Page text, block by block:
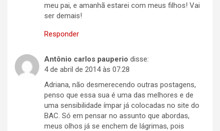
meu pai, e amanhã estarei com meus filhos! Vai
ser demais!
Responder
Antônio carlos pauperio disse:
4 de abril de 2014 às 07:28
Adriana, não desmerecendo outras postagens,
penso que essa sua é uma das melhores e de
uma sensibilidade ímpar já colocadas no site do
BAC. Só em pensar no assunto que abordas,
meus olhos já se enchem de lágrimas, pois